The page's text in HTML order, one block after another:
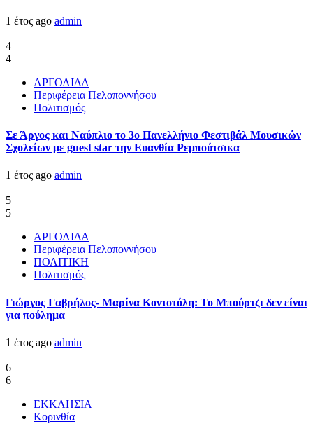
1 έτος ago admin
4
4
ΑΡΓΟΛΙΔΑ
Περιφέρεια Πελοποννήσου
Πολιτισμός
Σε Άργος και Ναύπλιο το 3ο Πανελλήνιο Φεστιβάλ Μουσικών
Σχολείων με guest star την Ευανθία Ρεμπούτσικα
1 έτος ago admin
5
5
ΑΡΓΟΛΙΔΑ
Περιφέρεια Πελοποννήσου
ΠΟΛΙΤΙΚΗ
Πολιτισμός
Γιώργος Γαβρήλος- Μαρίνα Κοντοτόλη: Το Μπούρτζι δεν είναι
για πούλημα
1 έτος ago admin
6
6
ΕΚΚΛΗΣΙΑ
Κορινθία